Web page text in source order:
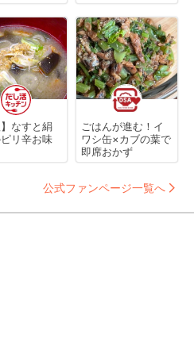
】なすと絹
リ辛お味
ごはんが進む！イ
ワシ缶×カブの葉で
即席おかず
公式ファンページ一覧へ